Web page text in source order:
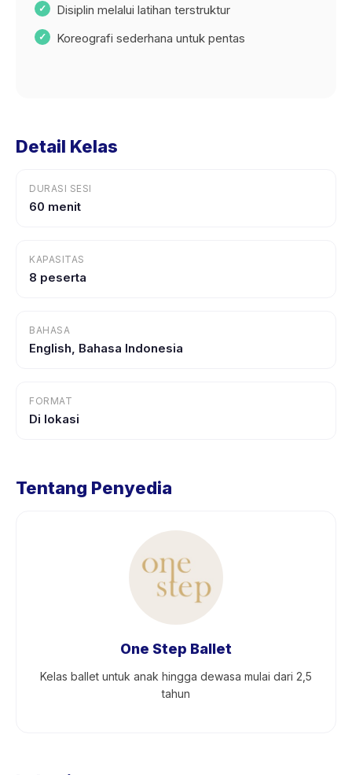
Disiplin melalui latihan terstruktur
Koreografi sederhana untuk pentas
Detail Kelas
DURASI SESI
60 menit
KAPASITAS
8 peserta
BAHASA
English, Bahasa Indonesia
FORMAT
Di lokasi
Tentang Penyedia
One Step Ballet
Kelas ballet untuk anak hingga dewasa mulai dari 2,5
tahun